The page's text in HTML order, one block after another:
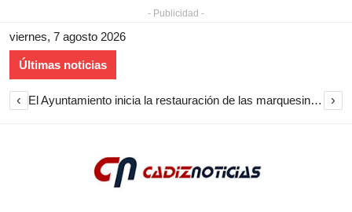
- Publicidad -
viernes, 7 agosto 2026
Últimas noticias
‹ El Ayuntamiento inicia la restauración de las marquesinas de Plaza Esteve para volver a instalarlas en el centro de Jerez ›